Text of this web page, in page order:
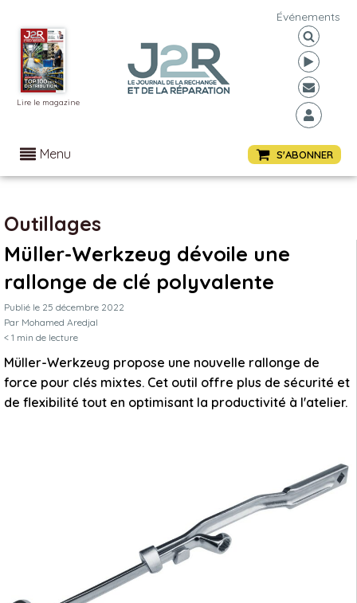
Lire le magazine
Événements
Menu S'ABONNER
Outillages
Müller-Werkzeug dévoile une
rallonge de clé polyvalente
Publié le 25 décembre 2022
Par Mohamed Aredjal
< 1 min de lecture
Müller-Werkzeug propose une nouvelle rallonge de
force pour clés mixtes. Cet outil offre plus de sécurité et
de flexibilité tout en optimisant la productivité à l'atelier.